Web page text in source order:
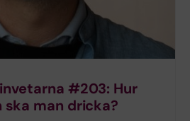
#203: Hur
man dricka?